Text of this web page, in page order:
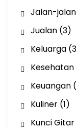
Jalan-jalan
Jualan(3)
Keluarga
Kesehatan
Keuangan
Kuliner(1)
Kunci Gitar